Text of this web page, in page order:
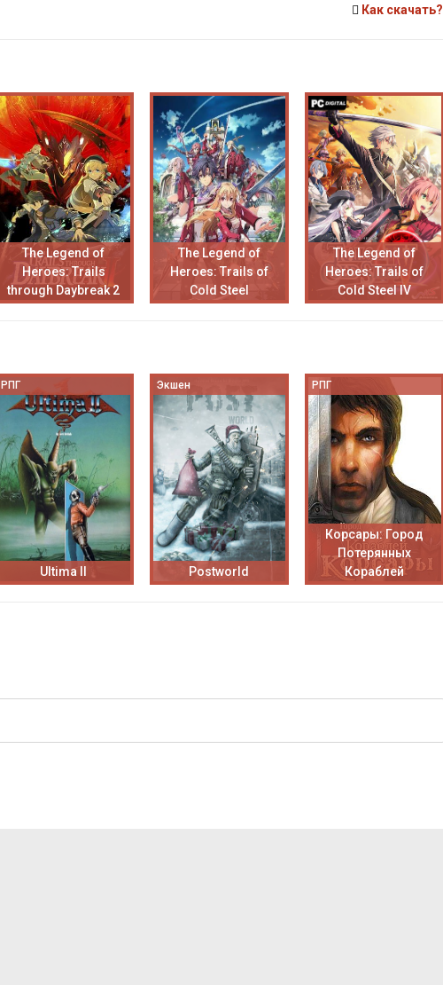
Как скачать?
The Legend of
Heroes: Trails
through Daybreak 2
The Legend of
Heroes: Trails of
Cold Steel
The Legend of
Heroes: Trails of
Cold Steel IV
РПГ
Ultima II
Экшен
Postworld
РПГ
Корсары: Город
Потерянных
Кораблей